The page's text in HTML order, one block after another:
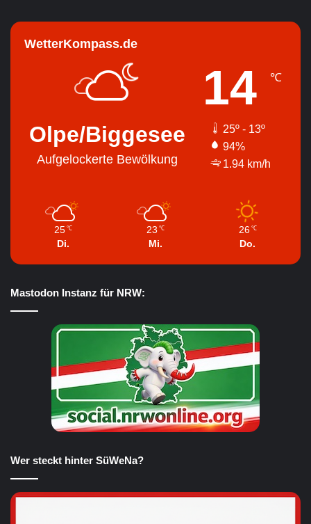
WetterKompass.de
Olpe/Biggesee
Aufgelockerte Bewölkung
14 ℃
25º - 13º
94%
1.94 km/h
25 ℃
Di.
23 ℃
Mi.
26 ℃
Do.
Mastodon Instanz für NRW:
Wer steckt hinter SüWeNa?